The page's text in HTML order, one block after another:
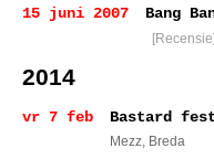
15 juni 2007 Bang
[Recensie]
2014
vr 7 feb Bastard
Mezz, Breda